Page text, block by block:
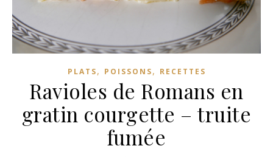
PLATS, POISSONS, RECETTES
Ravioles de Romans en
gratin courgette – truite
fumée